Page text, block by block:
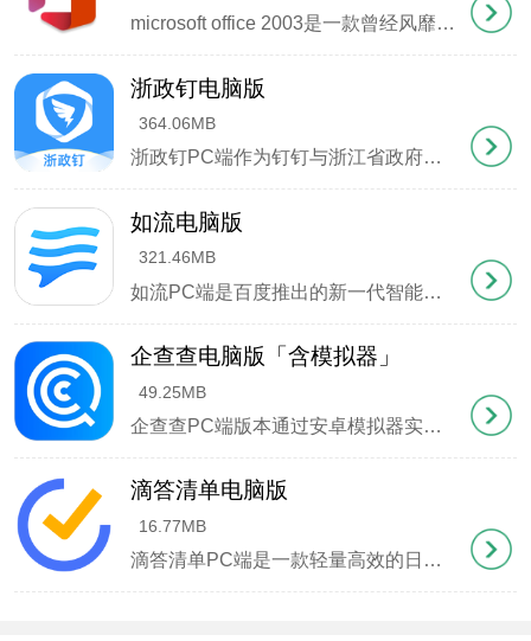
5、转换完成后通过"打开文件"按钮查看结果
屏幕截图识别
microsoft office 2003是一款曾经风靡全球的办公软件套件，虽然现在已经不再是主流，但它在当时为许多人提供了高效的办公体验。小编知道还是有用户喜欢这款软件，所以为大家收集过来提供下载。
浙政钉电脑版
364.06MB
浙政钉PC端作为钉钉与浙江省政府深度合作的政务协同平台，集成了智能办公全场景解决方案。该平台不仅延续了钉钉核心的即时通讯、文件共享、高清会议等基础功能，更针对政务场景开发了特色模块，支持公务员在线处理审批事项、查阅政策文件、参与视频述职等专业化需求。通过数字化工作台实现全省政务系统互联互通，显著提升跨部门协作效率。
如流电脑版
321.46MB
如流PC端是百度推出的新一代智能协同办公平台，前身为广为人知的 "百度Hi "。这款软件采用极简设计理念，界面布局科学合理，智能分组的企业通讯录让人员查找变得轻而易举。平台深度整合企业级应用生态，既支持百度官方应用，也开放企业自定义功能模块，配合精准的消息推送系统，确保重要通知直达每位员工。更值得一提的是，如流采用银行级数据加密技术，配合百度安全团队的全天
企查查电脑版「含模拟器」
49.25MB
企查查PC端版本通过安卓模拟器实现在Windows系统上运行，作为专业的企业征信数据服务平台，其集成了海量工商信息数据库，支持多维度的企业信用查询和商业关系图谱分析。平台采用智能化的数据同步系统与分布式计算技术，保障了企业信息的动态更新与核验精准度。凭借数亿级的企业数据储备和超3亿的用户规模，无论是竞品分析、信用核查还是供应链管理，都能为用户提供深度数
滴答清单电脑版
16.77MB
滴答清单PC端是一款轻量高效的日程管理工具，专为现代职场人士打造。它能帮助用户系统化地记录待办事项与工作任务，通过智能化的任务管理功能，让重要事项清晰呈现，助力用户科学规划时间，确保每项计划都能按时完成。软件内置直观的日历视图，支持周视图 月视图自由切换，用户不仅能随时掌握近期安排，还能通过简单的拖拽操作灵活调整日程。更支持多人协作功能，无论是任务分配